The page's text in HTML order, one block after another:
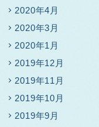
2020年4月
2020年3月
2020年1月
2019年12月
2019年11月
2019年10月
2019年9月